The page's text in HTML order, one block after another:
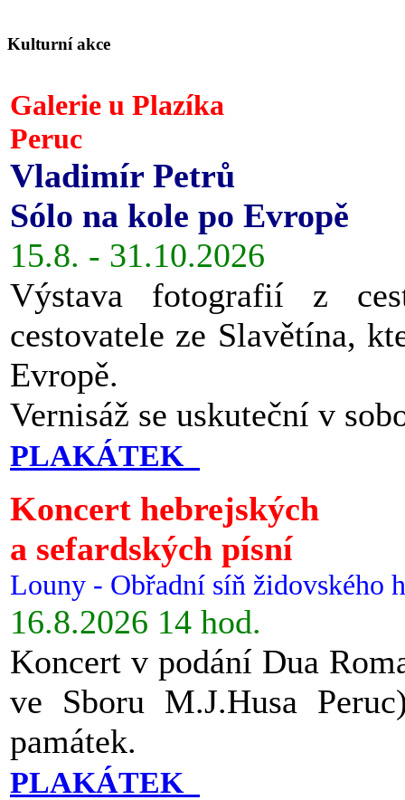
Kulturní akce
Galerie u Plazíka
Peruc
Vladimír Petrů
Sólo na kole po Evropě
15.8. - 31.10.2026
Výstava fotografií z
cestovatele ze Slavětína,
Evropě.
Vernisáž se uskuteční v
PLAKÁTEK
Koncert hebrejských
a sefardských písní
Louny - Obřadní síň židovského
16.8.2026 14 hod.
Koncert v podání Dua
ve Sboru M.J.Husa
památek.
PLAKÁTEK